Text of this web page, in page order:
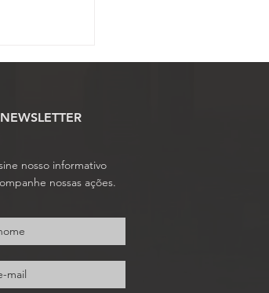
de
NEWSLETTER
nosso informativo
nossas ações.